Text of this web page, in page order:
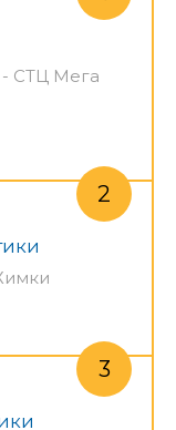
- СТЦ Мега